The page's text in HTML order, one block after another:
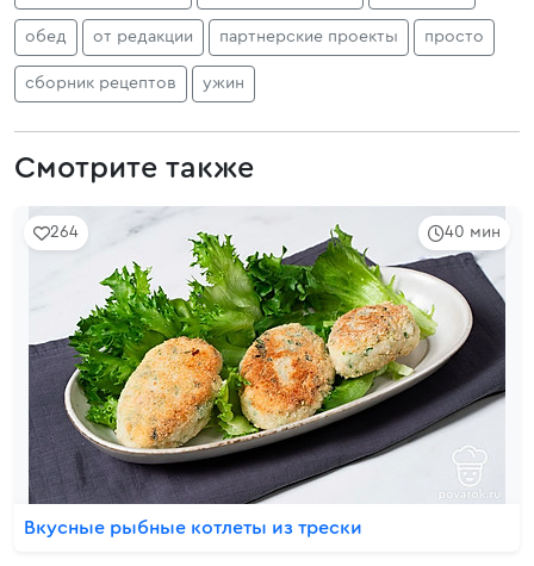
обед от редакции партнерские проекты просто
сборник рецептов ужин
Смотрите также
40 мин
264
Вкусные рыбные котлеты из трески